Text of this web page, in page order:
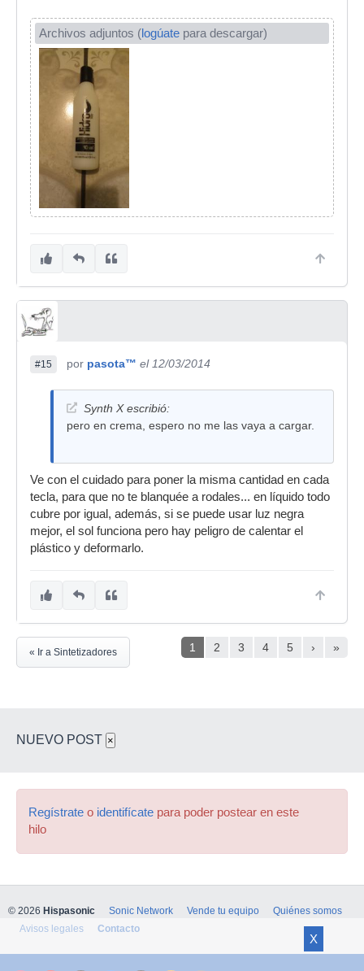
Archivos adjuntos (logúate para descargar)
#15 por pasota™ el 12/03/2014
Synth X escribió:
pero en crema, espero no me las vaya a cargar.
Ve con el cuidado para poner la misma cantidad en cada
tecla, para que no te blanquée a rodales... en líquido todo
cubre por igual, además, si se puede usar luz negra
mejor, el sol funciona pero hay peligro de calentar el
plástico y deformarlo.
1 2 3 4 5 › »
« Ir a Sintetizadores
NUEVO POST ×
Regístrate o identifícate para poder postear en este
hilo
X
© 2026 Hispasonic Sonic Network Vende tu equipo
Quiénes somos
Avisos legales
Contacto